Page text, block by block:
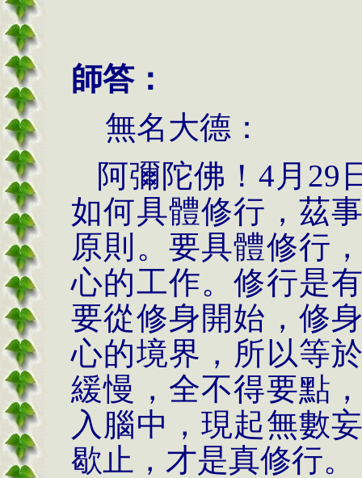
師答：
無名大德：
阿彌陀佛！4月29
如何具體修行，茲
原則。要具體修行
心的工作。修行是
要從修身開始，修
心的境界，所以等
緩慢，全不得要點
入腦中，現起無數
歇止，才是真修行。